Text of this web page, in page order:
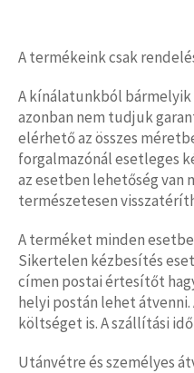
A termékeink csak
A kínálatunkból
azonban nem tudjuk
elérhető az összes
forgalmazónál esetleges
az esetben lehetőség van
természetesen
A terméket minden
Sikertelen kézbesítés
címen postai értesítőt
helyi postán lehet
költséget is. A szállítási
Utánvétre és személyes